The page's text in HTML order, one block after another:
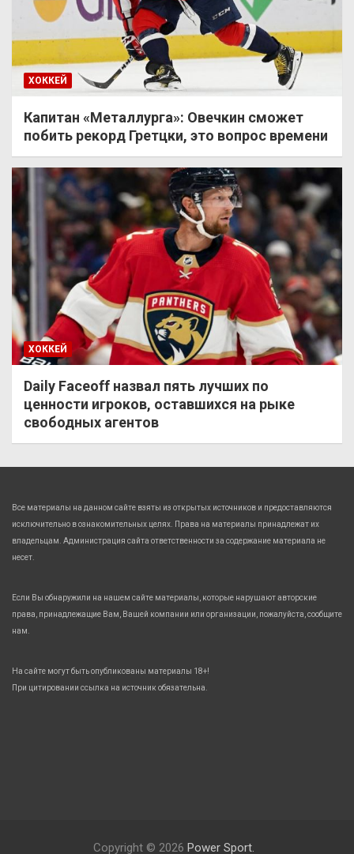
ХОККЕЙ
Капитан «Металлурга»: Овечкин сможет
побить рекорд Гретцки, это вопрос времени
ХОККЕЙ
Daily Faceoff назвал пять лучших по
ценности игроков, оставшихся на рыке
свободных агентов
Все материалы на данном сайте взяты из открытых источников и предоставляются
исключительно в ознакомительных целях. Права на материалы принадлежат их
владельцам. Администрация сайта ответственности за содержание материала не
несет.
Если Вы обнаружили на нашем сайте материалы, которые нарушают авторские
права, принадлежащие Вам, Вашей компании или организации, пожалуйста, сообщите
нам.
На сайте могут быть опубликованы материалы 18+!
При цитировании ссылка на источник обязательна.
Copyright © 2026 Power Sport.